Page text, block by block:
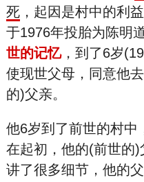
死，起因是村中的利
于1976年投胎为陈明
世的记忆，到了6岁
使现世父母，同意他
的)父亲。
他6岁到了前世的村中
在起初，他的(前世的
讲了很多细节，他的